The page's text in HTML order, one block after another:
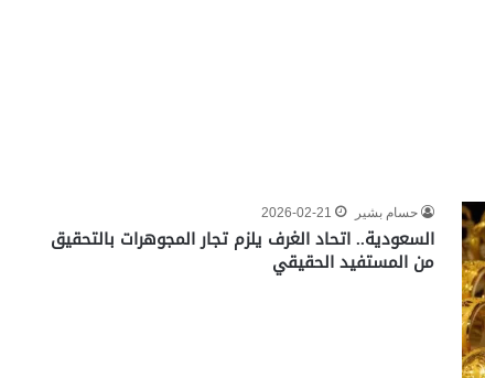
حسام بشير 2026-02-21
السعودية.. اتحاد الغرف يلزم تجار المجوهرات بالتحقيق
من المستفيد الحقيقي